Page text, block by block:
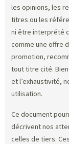
les opinions, les
titres ou les
ni être interprété
comme une offre
promotion,
tout titre cité. Bien
et l’exhaustivité,
utilisation.
Ce document
décrivent nos
celles de tiers.